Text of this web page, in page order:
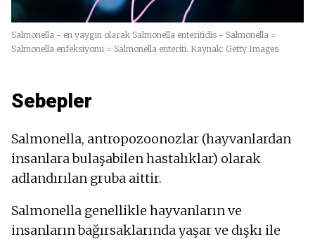
Salmonella - en yaygın olarak Salmonella enteritidis - Salmonella =
Salmonella enfeksiyonu = Salmonella enteriti. Kaynak: Getty Images
Sebepler
Salmonella, antropozoonozlar (hayvanlardan
insanlara bulaşabilen hastalıklar) olarak
adlandırılan gruba aittir.
Salmonella genellikle hayvanların ve
insanların bağırsaklarında yaşar ve dışkı ile